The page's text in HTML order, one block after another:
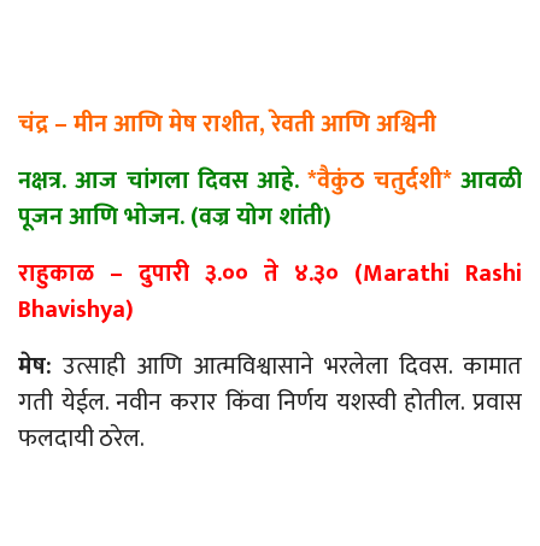
चंद्र–मीन आणि मेष राशीत, रेवती आणि अश्विनी
नक्षत्र. आज चांगला दिवस आहे. *वैकुंठ चतुर्दशी* आवळी
पूजनआणिभोजन. (वज्रयोगशांती)
राहुकाळ – दुपारी ३.०० ते ४.३० (Marathi Rashi
Bhavishya)
मेष: उत्साही आणि आत्मविश्वासाने भरलेला दिवस. कामात
गती येईल. नवीन करार किंवा निर्णय यशस्वी होतील. प्रवास
फलदायी ठरेल.